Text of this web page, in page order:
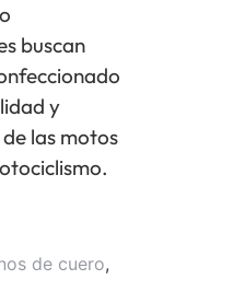
buscan
y
las motos
de cuero,